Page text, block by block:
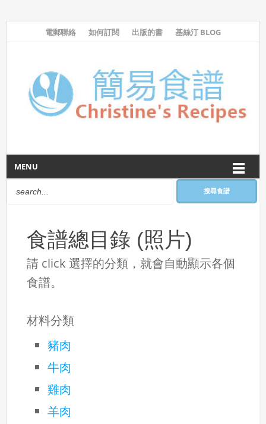
電郵聯絡 如何訂閱 出版的書 基絲汀 BLOG
MENU
搜尋食譜
食譜總目錄 (照片)
請 click 選擇的分類，就會自動顯示各個
食譜。
材料分類
豬肉
牛肉
雞肉
羊肉